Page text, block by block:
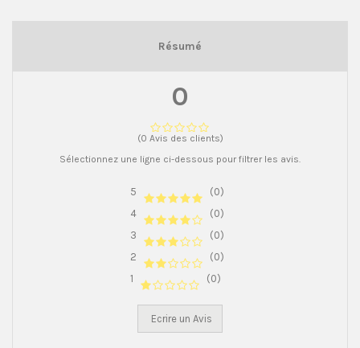
Résumé
0
(0 Avis des clients)
Sélectionnez une ligne ci-dessous pour filtrer les avis.
5
(0)
4
(0)
3
(0)
2
(0)
1
(0)
Ecrire un Avis